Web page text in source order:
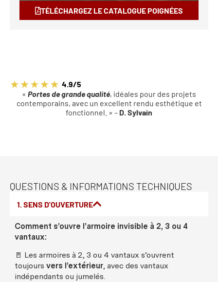
TÉLÉCHARGEZ LE CATALOGUE POIGNÉES
4.9/5
« Portes de grande qualité, idéales pour des projets
contemporains, avec un excellent rendu esthétique et
fonctionnel. » – D. Sylvain
QUESTIONS & INFORMATIONS TECHNIQUES
1. SENS D'OUVERTURE
Comment s’ouvre l’armoire invisible à 2, 3 ou 4
vantaux:
🚪 Les armoires à 2, 3 ou 4 vantaux s’ouvrent
toujours vers l’extérieur, avec des vantaux
indépendants ou jumelés.